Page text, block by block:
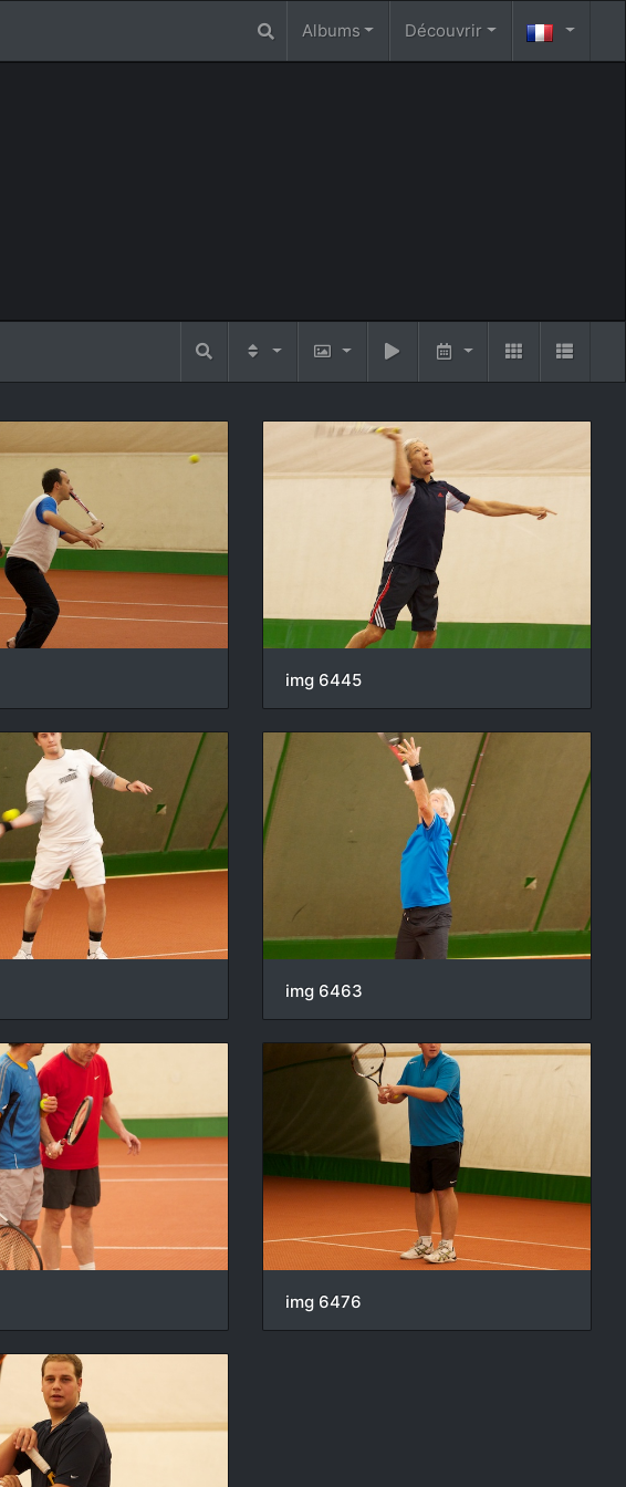
Albums Découvrir
img 6445
img 6463
img 6476